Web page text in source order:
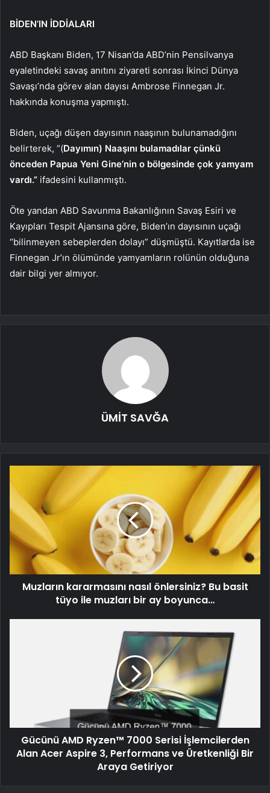
BİDEN’IN İDDİALARI
ABD Başkanı Biden, 17 Nisan’da ABD’nin Pensilvanya
eyaletindeki savaş anıtını ziyareti sonrası İkinci Dünya
Savaşı’nda görev alan dayısı Ambrose Finnegan Jr.
hakkında konuşma yapmıştı.
Biden, uçağı düşen dayısının naaşının bulunamadığını
belirterek, “(Dayımın) Naaşını bulamadılar çünkü
önceden Papua Yeni Gine’nin o bölgesinde çok yamyam
vardı.” ifadesini kullanmıştı.
Öte yandan ABD Savunma Bakanlığının Savaş Esiri ve
Kayıpları Tespit Ajansına göre, Biden’ın dayısının uçağı
“bilinmeyen sebeplerden dolayı” düşmüştü. Kayıtlarda ise
Finnegan Jr’ın ölümünde yamyamların rolünün olduğuna
dair bilgi yer almıyor.
ÜMİT SAVĞA
Muzların kararmasını nasıl önlersiniz? Bu basit
tüyo ile muzları bir ay boyunca…
Gücünü AMD Ryzen™ 7000 Serisi İşlemcilerden
Alan Acer Aspire 3, Performans ve Üretkenliği Bir
Araya Getiriyor